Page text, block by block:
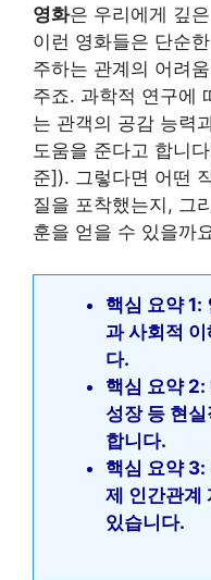
영화은 우리에게 깊
이런 영화들은 단순
주하는 관계의 어려
주죠. 과학적 연구에
는 관객의 공감 능력
도움을 준다고 합니
준]). 그렇다면 어떤
질을 포착했는지, 그
훈을 얻을 수 있을까
핵심 요약 1:
과 사회적
다.
핵심 요약 2:
성장 등 현
합니다.
핵심 요약 3:
제 인간관계
있습니다.